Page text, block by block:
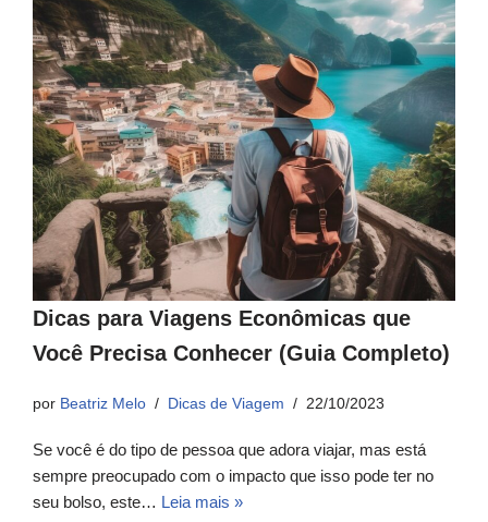
Dicas para Viagens Econômicas que
Você Precisa Conhecer (Guia Completo)
por Beatriz Melo Dicas de Viagem 22/10/2023
Se você é do tipo de pessoa que adora viajar, mas está
sempre preocupado com o impacto que isso pode ter no
seu bolso, este… Leia mais »